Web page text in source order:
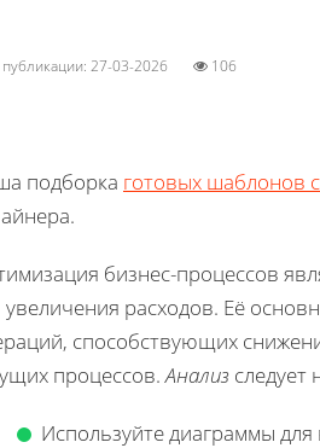
публикации: 27-03-2026 106
подборка готовых шаблонов
бизнес-процессов
увеличения расходов. Её
способствующих
процессов.Анализ
Используйте диаграммы